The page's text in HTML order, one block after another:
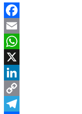
Facebook
Email
WhatsApp
X
LinkedIn
Copy